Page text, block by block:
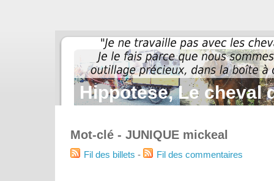
Hippotese, Le cheval
Mot-clé - JUNIQUE mickeal
Fil des billets - Fil des commentaires